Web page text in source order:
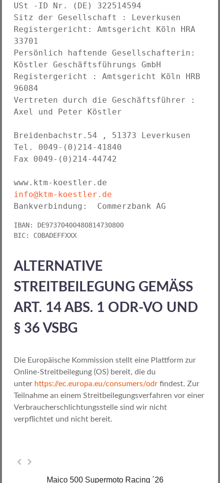
USt -ID Nr. (DE) 322514594
Sitz der Gesellschaft : Leverkusen
Registergericht: Amtsgericht Köln HRA
33701
Persönlich haftende Gesellschafterin:
Köstler Geschäftsführungs GmbH
Registergericht : Amtsgericht Köln HRB
96084
Vertreten durch die Geschäftsführer :
Axel und Peter Köstler
Breidenbachstr.54 , 51373 Leverkusen
Tel. 0049-(0)214-41840
Fax 0049-(0)214-44742
info@ktm-koestler.de
Bankverbindung:  Commerzbank AG
IBAN: DE97370400480814730800
BIC: COBADEFFXXX
ALTERNATIVE
STREITBEILEGUNG GEMÄSS
ART. 14 ABS. 1 ODR-VO UND
§ 36 VSBG
Die Europäische Kommission stellt eine Plattform zur
Online-Streitbeilegung (OS) bereit, die du
unter https://ec.europa.eu/consumers/odr findest. Zur
Teilnahme an einem Streitbeilegungsverfahren vor einer
Verbraucherschlichtungsstelle sind wir nicht
verpflichtet und nicht bereit.
Maico 500 Supermoto Racing ´26